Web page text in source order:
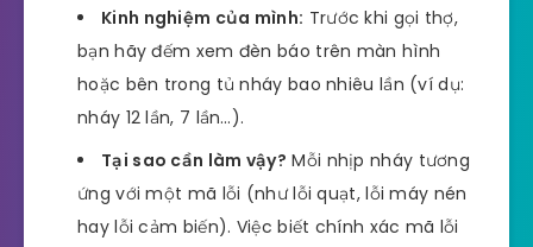
Kinh nghiệm của mình: Trước khi gọi thợ,
bạn hãy đếm xem đèn báo trên màn hình
hoặc bên trong tủ nháy bao nhiêu lần (ví dụ:
nháy 12 lần, 7 lần…).
Tại sao cần làm vậy? Mỗi nhịp nháy tương
ứng với một mã lỗi (như lỗi quạt, lỗi máy nén
hay lỗi cảm biến). Việc biết chính xác mã lỗi